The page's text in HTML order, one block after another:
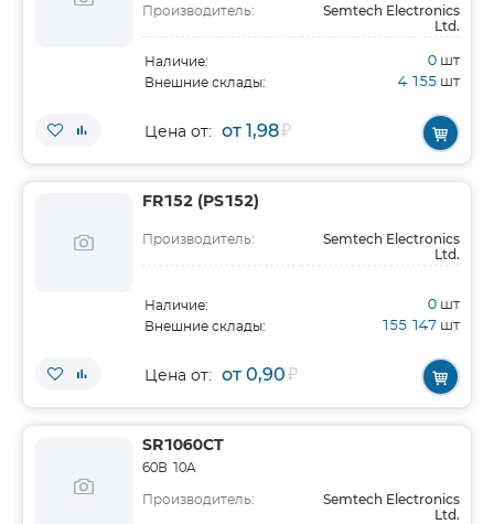
Производитель:
Semtech Electronics
Ltd.
Наличие: 0 шт
Внешние склады: 4 155 шт
Цена от: от 1,98₽
FR152 (PS152)
Производитель:
Semtech Electronics
Ltd.
Наличие: 0 шт
Внешние склады: 155 147 шт
Цена от: от 0,90₽
SR1060CT
60В 10A
Производитель:
Semtech Electronics
Ltd.